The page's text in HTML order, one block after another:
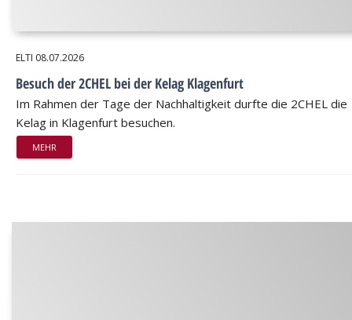
ELTI 08.07.2026
Besuch der 2CHEL bei der Kelag Klagenfurt
Im Rahmen der Tage der Nachhaltigkeit durfte die 2CHEL die
Kelag in Klagenfurt besuchen.
MEHR